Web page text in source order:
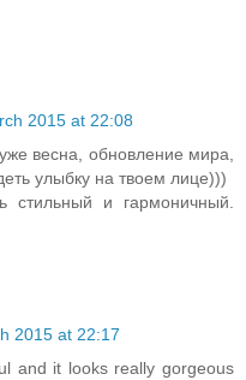
2015 at 22:08
весна, обновление мира,
улыбку на твоем лице)))
стильный и гармоничный.
2015 at 22:17
and it looks really gorgeous